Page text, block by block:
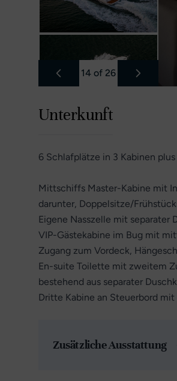
14 of 26
Unterkunft
6 Schlafplätze in 3 Kabinen
Mittschiffs Master-Kabine mit
darunter, Doppelsitze/
Eigene Nasszelle mit separater
VIP-Gästekabine im Bug mit
Zugang zum Vordeck,
En-suite Toilette mit zweitem
bestehend aus separater
Dritte Kabine an Steuerbord
Zusätzliche Ausstattung